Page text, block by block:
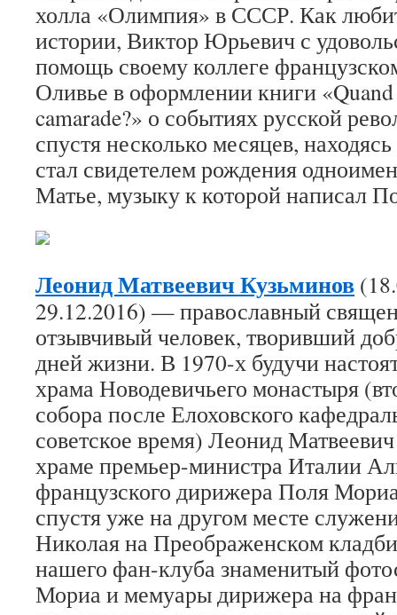
холла «Олимпия» в СССР. Как
истории, Виктор Юрьевич с
помощь своему коллеге
Оливье в оформлении книги
camarade?» о событиях русской
спустя несколько месяцев,
стал свидетелем рождения
Матье, музыку к которой написал
Леонид Матвеевич Кузьминов
29.12.2016) — православный
отзывчивый человек, творивший
дней жизни. В 1970-х будучи
храма Новодевичьего монастыря
собора после Елоховского
советское время) Леонид
храме премьер-министра Италии
французского дирижера Поля
спустя уже на другом месте
Николая на Преображенском
нашего фан-клуба знаменитый
Мориа и мемуары дирижера на